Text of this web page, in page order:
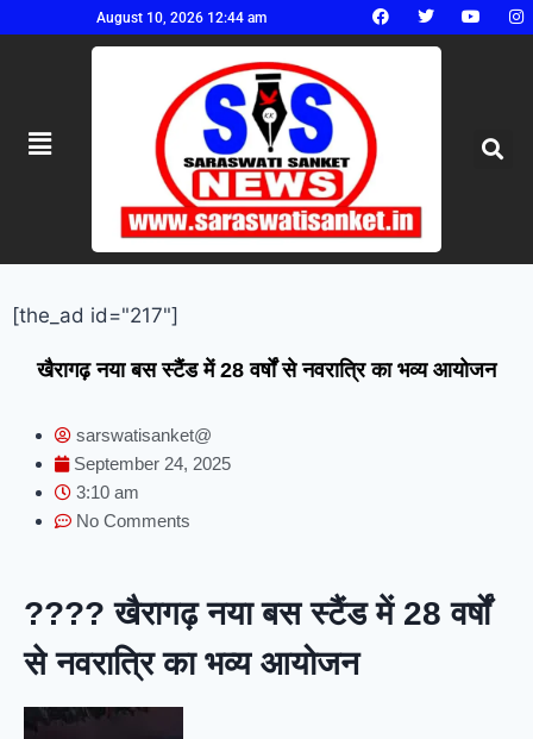
August 10, 2026 12:44 am
[the_ad id="217"]
खैरागढ़ नया बस स्टैंड में 28 वर्षों से नवरात्रि का भव्य आयोजन
sarswatisanket@
September 24, 2025
3:10 am
No Comments
???? खैरागढ़ नया बस स्टैंड में 28 वर्षों
से नवरात्रि का भव्य आयोजन